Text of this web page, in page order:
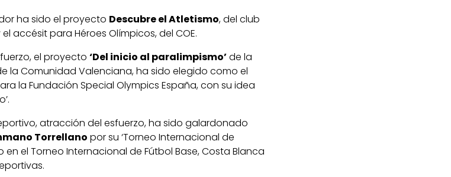
ha sido el proyecto Descubre el Atletismo, del club
accésit para Héroes Olímpicos, del COE.
el proyecto ‘Del inicio al paralimpismo’de la
la Comunidad Valenciana, ha sido elegido como el
la Fundación Special Olympics España, con su idea
atracción del esfuerzo, ha sido galardonado
Torrellano por su ‘Torneo Internacional de
el Torneo Internacional de Fútbol Base, Costa Blanca